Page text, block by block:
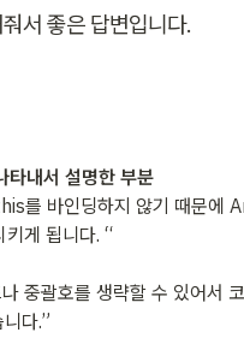
서 좋은 답변입니다.
타내서 설명한 부분
를 바인딩하지 않기 때문에
게 됩니다. “
중괄호를 생략할 수 있어서
다.”